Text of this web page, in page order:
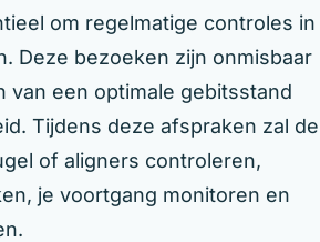
om regelmatige controles in
Deze bezoeken zijn onmisbaar
van een optimale gebitsstand
Tijdens deze afspraken zal de
of aligners controleren,
je voortgang monitoren en